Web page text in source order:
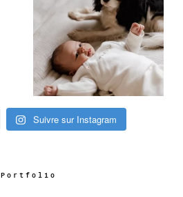
Suivre sur Instagram
Portfolio